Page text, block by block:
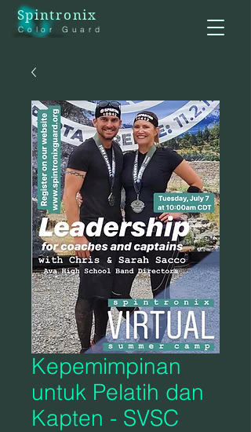
Spintronix
Color Guard
Kepemimpinan
untuk Pelatih dan
Kapten - SVSC